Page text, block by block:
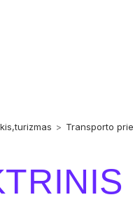
> Transporto